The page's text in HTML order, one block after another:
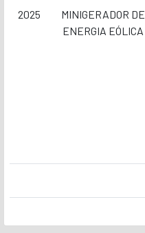
2025
MINIGERADOR DE
ENERGIA EÓLICA